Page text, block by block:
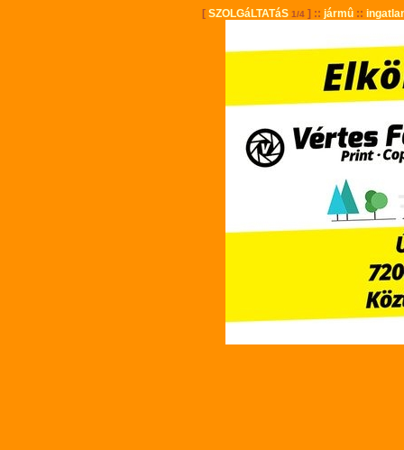
[ SZOLGáLTATáS 1/4] :: jármû::